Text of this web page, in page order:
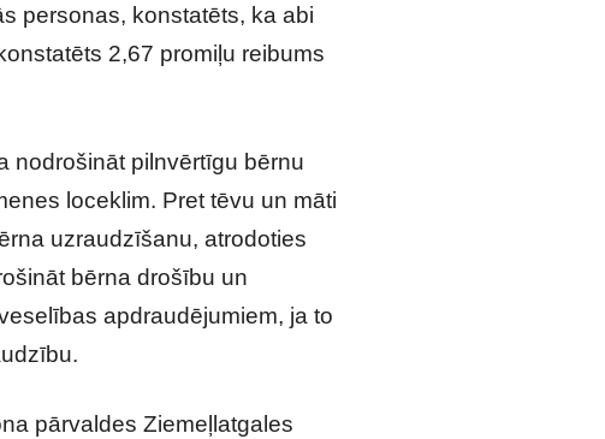
personas, konstatēts, ka abi
2,67 promiļu reibums
nodrošināt pilnvērtīgu bērnu
loceklim. Pret tēvu un māti
uzraudzīšanu, atrodoties
bērna drošību un
apdraudējumiem, ja to
pārvaldes Ziemeļlatgales